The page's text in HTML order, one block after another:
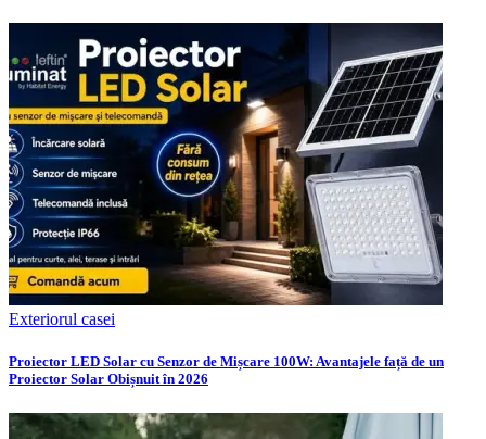
Exteriorul casei
Proiector LED Solar cu Senzor de Mișcare 100W: Avantajele față de un
Proiector Solar Obișnuit în 2026